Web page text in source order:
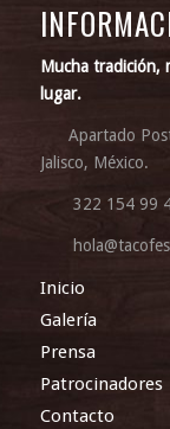
Mucha tradición,
lugar.
Apartado
Jalisco, México.
322 154 99
Inicio
Galería
Prensa
Patrocinadores
Contacto